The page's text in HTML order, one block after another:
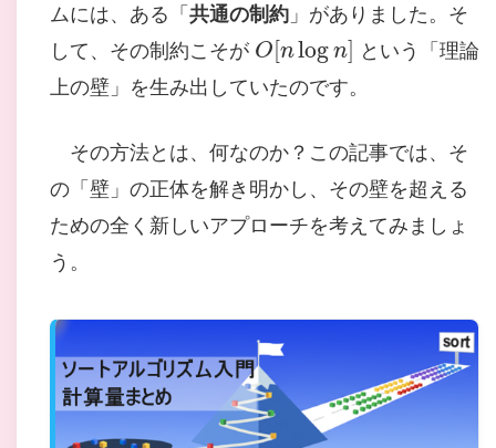
ムには、ある「共通の制約 」がありました。そ
して、その制約こそが
O[n logn ]
という「理論
上の壁」を生み出していたのです。
その方法とは、何なのか？この記事では、そ
の「壁」の正体を解き明かし、その壁を超える
ための全く新しいアプローチを考えてみましょ
う。